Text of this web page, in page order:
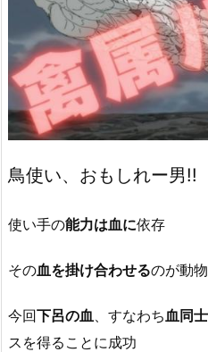
鳥使い、おもしれー男!!
使い手の能力は血に依存
その血を掛け合わせるのが動
今回下呂の血 、すなわち 血同
スを得ることに成功